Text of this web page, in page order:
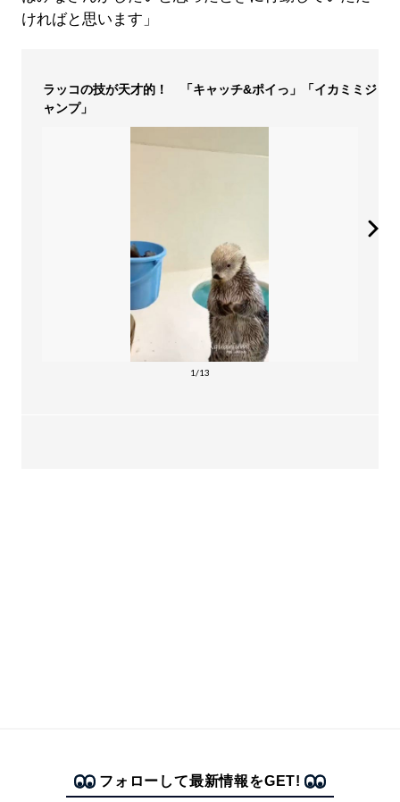
ければと思います」
ラッコの技が天才的！ 「キャッチ&ポイっ」「イカミミジ
ャンプ」
1/13
フォローして最新情報をGET!